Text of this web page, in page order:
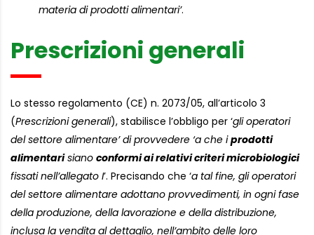
materia di prodotti alimentari’.
Prescrizioni generali
Lo stesso regolamento (CE) n. 2073/05, all’articolo 3
(Prescrizioni generali), stabilisce l’obbligo per ‘gli operatori
del settore alimentare’ di provvedere ‘a che iprodotti
alimentarisiano conformi ai relativi criteri microbiologici
fissati nell’allegato I’. Precisando che ‘a tal fine, gli operatori
del settore alimentare adottano provvedimenti, in ogni fase
della produzione, della lavorazione e della distribuzione,
inclusa la vendita al dettaglio, nell’ambito delle loro